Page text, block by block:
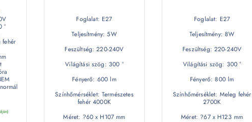
°
fehér
Foglalat: E27
Teljesítmény: 5W
Feszültség: 220-240V
Világítási szög: 300 °
Fényerő: 600 lm
Színhőmérséklet: Természetes
fehér 4000K
Méret: ?60 x H107 mm
Foglalat: E27
Teljesítmény: 8W
Feszültség: 220-240V
Világítási szög: 300 °
Fényerő: 800 lm
Színhőmérséklet: Meleg fehér
2700K
Méret: ?67 x H123 mm